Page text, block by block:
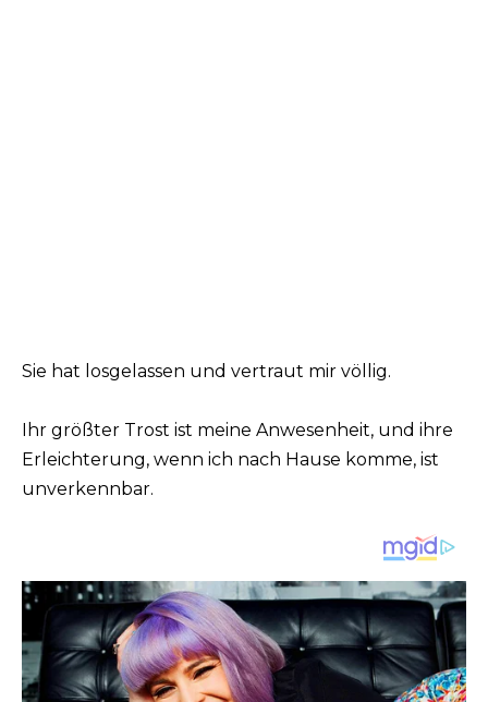
Sie hat losgelassen und vertraut mir völlig.
Ihr größter Trost ist meine Anwesenheit, und ihre
Erleichterung, wenn ich nach Hause komme, ist
unverkennbar.